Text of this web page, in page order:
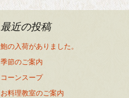
最近の投稿
鮑の入荷がありました。
季節のご案内
コーンスープ
お料理教室のご案内